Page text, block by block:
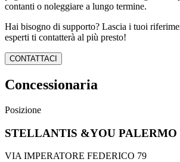
contanti o noleggiare a lungo termine.
Hai bisogno di supporto? Lascia i tuoi
esperti ti contatterà al più presto!
CONTATTACI
Concessionaria
Posizione
STELLANTIS &YOU PALERMO
VIA IMPERATORE FEDERICO 79